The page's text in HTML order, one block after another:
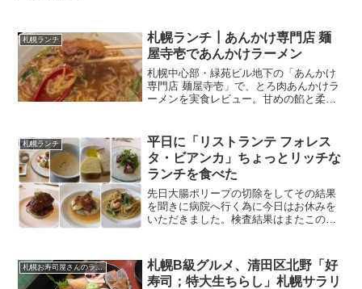
札幌ランチ
札幌ランチ┃あんかけ専門店 麺
屋寺壱であんかけラーメン
札幌中心部・緑苑ビル地下の「あんかけ
専門店 麺屋寺壱」で、とろ肉あんかけラ
ーメンを実食レビュー。甘めの餡と柔ら
詳しく紹介。
札幌ランチ
平日に「リストランテ フォレス
タ・ビアンカ」ちょっとリッチな
ランチを食べた
先日大腸ポリープの切除をしてその結果
を聞きに病院へ行く為に今日はお休みを
いただきました。検査結果はまたこのブ
ンチデートをしてきました。掲載されて
いる写真をクリック、タッ...
札幌お寿司屋さんのランチ
札幌B級グルメ、清田区北野「好
寿司；特大生ちらし」札幌サラリ